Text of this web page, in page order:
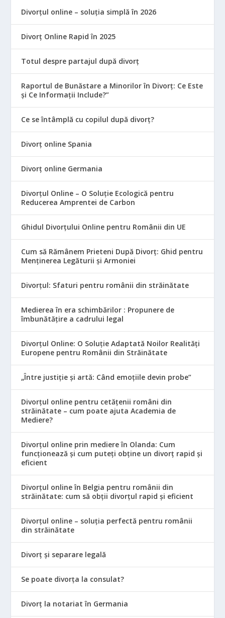
Divorțul online – soluția simplă în 2026
Divorț Online Rapid în 2025
Totul despre partajul după divorț
Raportul de Bunăstare a Minorilor în Divorț: Ce Este
și Ce Informații Include?”
Ce se întâmplă cu copilul după divorț?
Divorț online Spania
Divorț online Germania
Divorțul Online – O Soluție Ecologică pentru
Reducerea Amprentei de Carbon
Ghidul Divorțului Online pentru Românii din UE
Cum să Rămânem Prieteni După Divorț: Ghid pentru
Menținerea Legăturii și Armoniei
Divorțul: Sfaturi pentru românii din străinătate
Medierea în era schimbărilor : Propunere de
îmbunătățire a cadrului legal
Divorțul Online: O Soluție Adaptată Noilor Realități
Europene pentru Românii din Străinătate
„Între justiție și artă: Când emoțiile devin probe”
Divorțul online pentru cetățenii români din
străinătate – cum poate ajuta Academia de
Mediere?
Divorțul online prin mediere în Olanda: Cum
funcționează și cum puteți obține un divorț rapid și
eficient
Divorțul online în Belgia pentru românii din
străinătate: cum să obții divorțul rapid și eficient
Divorțul online – soluția perfectă pentru românii
din străinătate
Divorț și separare legală
Se poate divorța la consulat?
Divorț la notariat în Germania